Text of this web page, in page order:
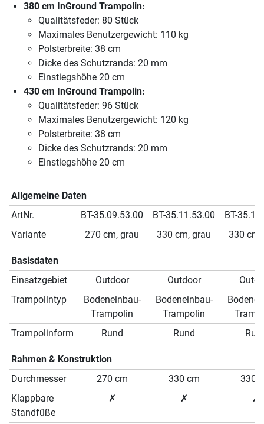
380 cm InGround Trampolin:
Qualitätsfeder: 80 Stück
Maximales Benutzergewicht: 110 kg
Polsterbreite: 38 cm
Dicke des Schutzrands: 20 mm
Einstiegshöhe 20 cm
430 cm InGround Trampolin:
Qualitätsfeder: 96 Stück
Maximales Benutzergewicht: 120 kg
Polsterbreite: 38 cm
Dicke des Schutzrands: 20 mm
Einstiegshöhe 20 cm
Allgemeine Daten
ArtNr.
BT-35.09.53.00 BT-35.11.53.00
BT-
Variante
270 cm, grau 330 cm, grau 330 cm,
Basisdaten
Einsatzgebiet
Outdoor Outdoor
Trampolintyp
Bodeneinbau-
Trampolin
Bodeneinbau-
Trampolin
Trampolinform
Rund Rund
Rahmen & Konstruktion
Durchmesser
270 cm 330 cm
330
Klappbare
Standfüße
✗ ✗ ✗